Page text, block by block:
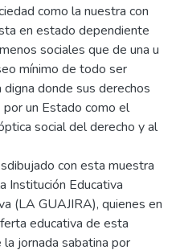
como la nuestra con
en estado dependiente
sociales que de una u
mínimo de todo ser
donde sus derechos
un Estado como el
social del derecho y al
con esta muestra
Institución Educativa
(LA GUAJIRA), quienes en
educativa de esta
jornada sabatina por